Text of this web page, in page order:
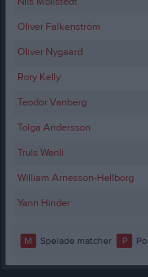
Oliver Falkenström
Oliver Nygaard
Rory Kelly
Teodor Vanberg
Tolga Andersson
Truls Wenli
William Arnesson-Hellborg
Yann Hinder
M Spelade matcher P